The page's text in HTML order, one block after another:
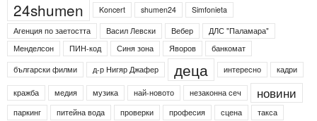
24shumen Koncert shumen24
Simfonieta
Агенция по заетостта
Васил Левски Вебер
ДЛС "Паламара"
Менделсон
ПИН-код Синя зона Яворов
банкомат
български филми
д-р Нигяр Джафер деца интересно кадри
кражба медия музика най-новото незаконна сеч новини
паркинг питейна вода проверки професия сцена такса